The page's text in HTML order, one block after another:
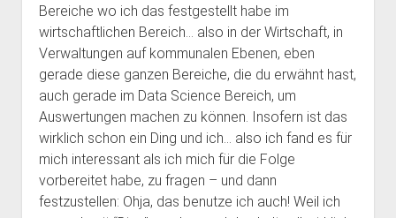
Bereiche wo ich das festgestellt habe im
wirtschaftlichen Bereich… also in der Wirtschaft, in
Verwaltungen auf kommunalen Ebenen, eben
gerade diese ganzen Bereiche, die du erwähnt hast,
auch gerade im Data Science Bereich, um
Auswertungen machen zu können. Insofern ist das
wirklich schon ein Ding und ich… also ich fand es für
mich interessant als ich mich für die Folge
vorbereitet habe, zu fragen – und dann
festzustellen: Ohja, das benutze ich auch! Weil ich